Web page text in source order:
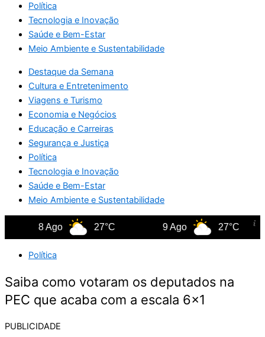
Política
Tecnologia e Inovação
Saúde e Bem-Estar
Meio Ambiente e Sustentabilidade
Destaque da Semana
Cultura e Entretenimento
Viagens e Turismo
Economia e Negócios
Educação e Carreiras
Segurança e Justiça
Política
Tecnologia e Inovação
Saúde e Bem-Estar
Meio Ambiente e Sustentabilidade
8 Ago 27°C 9 Ago 27°C
Política
Saiba como votaram os deputados na
PEC que acaba com a escala 6×1
PUBLICIDADE